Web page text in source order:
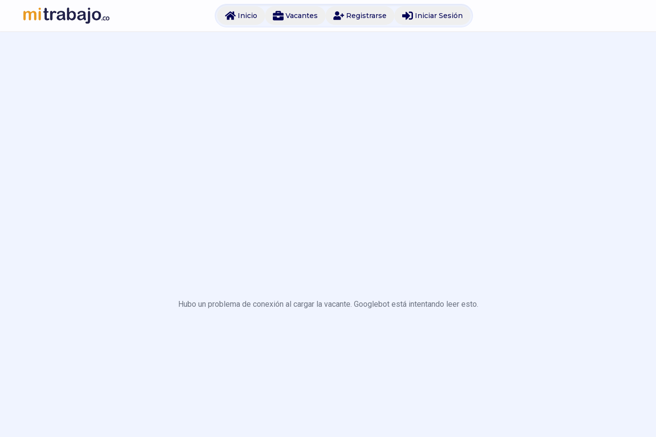
Inicio Vacantes Registrarse Iniciar Sesión
Hubo un problema de conexión al cargar la vacante. Googlebot está intentando leer esto.